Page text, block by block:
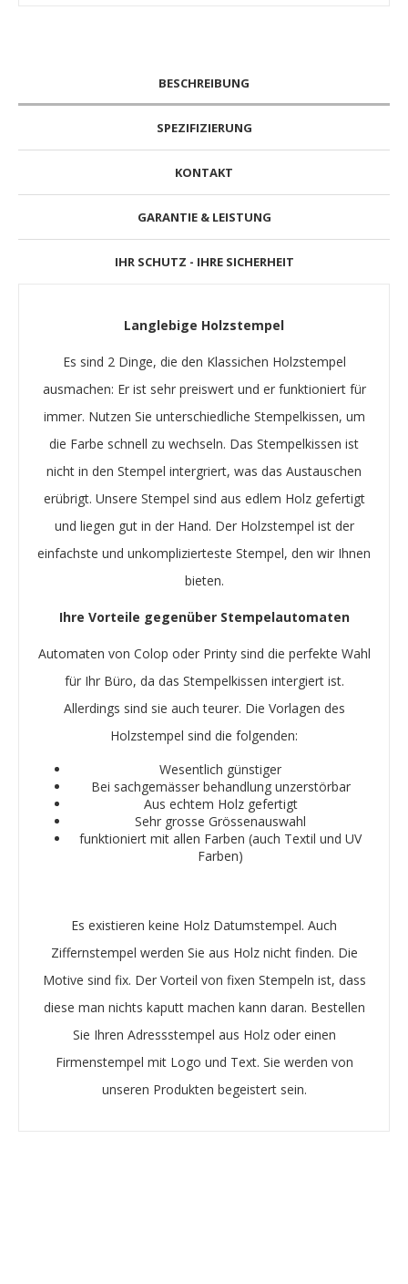
BESCHREIBUNG
SPEZIFIZIERUNG
KONTAKT
GARANTIE & LEISTUNG
IHR SCHUTZ - IHRE SICHERHEIT
Langlebige Holzstempel
Es sind 2 Dinge, die den Klassichen Holzstempel
ausmachen: Er ist sehr preiswert und er funktioniert für
immer. Nutzen Sie unterschiedliche Stempelkissen, um
die Farbe schnell zu wechseln. Das Stempelkissen ist
nicht in den Stempel intergriert, was das Austauschen
erübrigt. Unsere Stempel sind aus edlem Holz gefertigt
und liegen gut in der Hand. Der Holzstempel ist der
einfachste und unkomplizierteste Stempel, den wir Ihnen
bieten.
Ihre Vorteile gegenüber Stempelautomaten
Automaten von Colop oder Printy sind die perfekte Wahl
für Ihr Büro, da das Stempelkissen intergiert ist.
Allerdings sind sie auch teurer. Die Vorlagen des
Holzstempel sind die folgenden:
Wesentlich günstiger
Bei sachgemässer behandlung unzerstörbar
Aus echtem Holz gefertigt
Sehr grosse Grössenauswahl
funktioniert mit allen Farben (auch Textil und UV
Farben)
Es existieren keine Holz Datumstempel. Auch
Ziffernstempel werden Sie aus Holz nicht finden. Die
Motive sind fix. Der Vorteil von fixen Stempeln ist, dass
diese man nichts kaputt machen kann daran. Bestellen
Sie Ihren Adressstempel aus Holz oder einen
Firmenstempel mit Logo und Text. Sie werden von
unseren Produkten begeistert sein.